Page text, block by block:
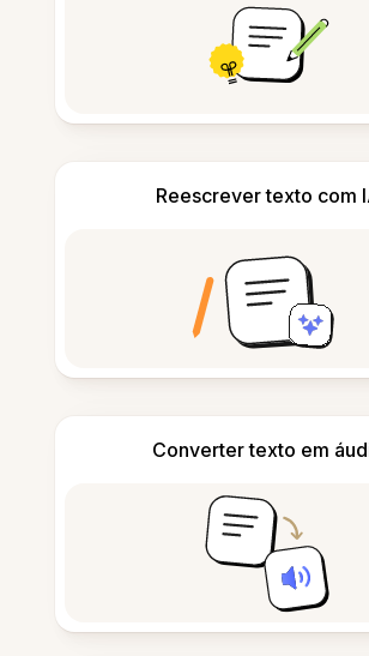
Reescrever texto com
Converter texto em